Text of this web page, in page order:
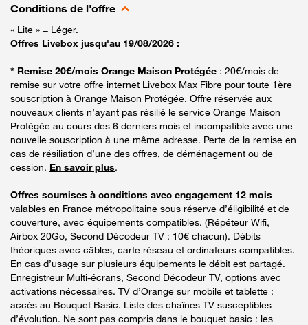
Conditions de l'offre
« Lite » = Léger.
Offres Livebox jusqu'au 19/08/2026 :
* Remise 20€/mois Orange Maison Protégée : 20€/mois de
remise sur votre offre internet Livebox Max Fibre pour toute 1ère
souscription à Orange Maison Protégée. Offre réservée aux
nouveaux clients n’ayant pas résilié le service Orange Maison
Protégée au cours des 6 derniers mois et incompatible avec une
nouvelle souscription à une même adresse. Perte de la remise en
cas de résiliation d’une des offres, de déménagement ou de
cession. En savoir plus.
Offres soumises à conditions avec engagement 12 mois
valables en France métropolitaine sous réserve d’éligibilité et de
couverture, avec équipements compatibles. (Répéteur Wifi,
Airbox 20Go, Second Décodeur TV : 10€ chacun). Débits
théoriques avec câbles, carte réseau et ordinateurs compatibles.
En cas d’usage sur plusieurs équipements le débit est partagé.
Enregistreur Multi-écrans, Second Décodeur TV, options avec
activations nécessaires. TV d’Orange sur mobile et tablette :
accès au Bouquet Basic. Liste des chaînes TV susceptibles
d’évolution. Ne sont pas compris dans le bouquet basic : les